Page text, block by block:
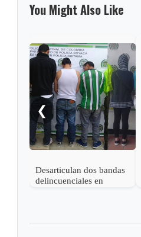
You Might Also Like
❮
Desarticulan dos bandas
delincuenciales en